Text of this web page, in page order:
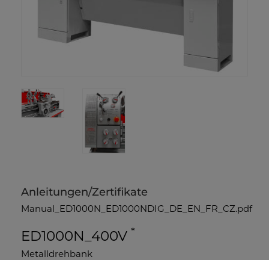
Anleitungen/Zertifikate
Manual_ED1000N_ED1000NDIG_DE_EN_FR_CZ.pdf
ED1000N_400V *
Metalldrehbank